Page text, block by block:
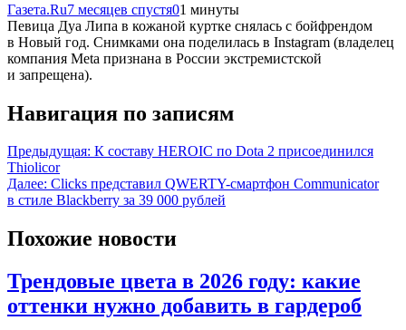
Газета.Ru7 месяцев спустя01 минуты
Певица Дуа Липа в кожаной куртке снялась с бойфрендом
в Новый год. Снимками она поделилась в Instagram (владелец
компания Meta признана в России экстремистской
и запрещена).
Навигация по записям
Предыдущая: К составу HEROIC по Dota 2 присоединился
Thiolicor
Далее: Clicks представил QWERTY-смартфон Communicator
в стиле Blackberry за 39 000 рублей
Похожие новости
Трендовые цвета в 2026 году: какие
оттенки нужно добавить в гардероб